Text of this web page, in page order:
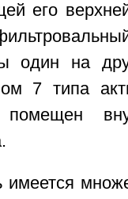
его
один на
7 типа
помещен
имеется